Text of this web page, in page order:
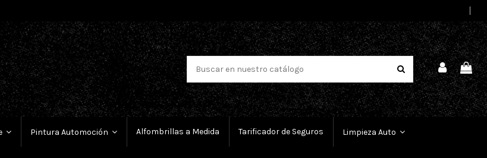
Pintura Automoción Alfombrillas a Medida Tarificador de Seguros Limpieza Auto